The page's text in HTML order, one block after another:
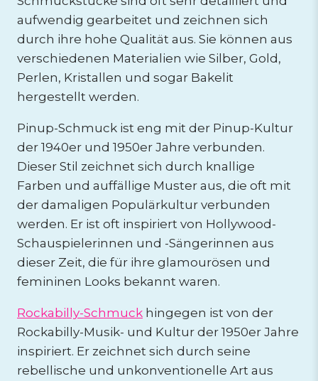
aufwendig gearbeitet und zeichnen sich
durch ihre hohe Qualität aus. Sie können aus
verschiedenen Materialien wie Silber, Gold,
Perlen, Kristallen und sogar Bakelit
hergestellt werden.
Pinup-Schmuck ist eng mit der Pinup-Kultur
der 1940er und 1950er Jahre verbunden.
Dieser Stil zeichnet sich durch knallige
Farben und auffällige Muster aus, die oft mit
der damaligen Populärkultur verbunden
werden. Er ist oft inspiriert von Hollywood-
Schauspielerinnen und -Sängerinnen aus
dieser Zeit, die für ihre glamourösen und
femininen Looks bekannt waren.
Rockabilly-Schmuck hingegen ist von der
Rockabilly-Musik- und Kultur der 1950er Jahre
inspiriert. Er zeichnet sich durch seine
rebellische und unkonventionelle Art aus